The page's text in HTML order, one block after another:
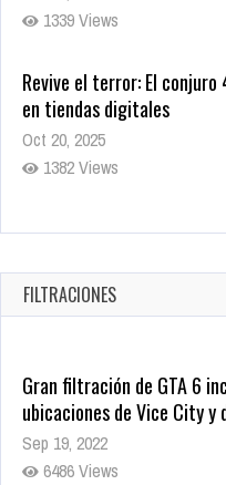
1382 Views
Warner Bros. lleva a las
registros con sus últimas 6
Oct 17, 2025
1437 Views
CRUNCHYROLL ANUNCIA
Oct 7, 2025
1759 Views
FILTRACIONES
Gran filtración de GTA 6
ubicaciones de Vice City y
Sep 19, 2022
6486 Views